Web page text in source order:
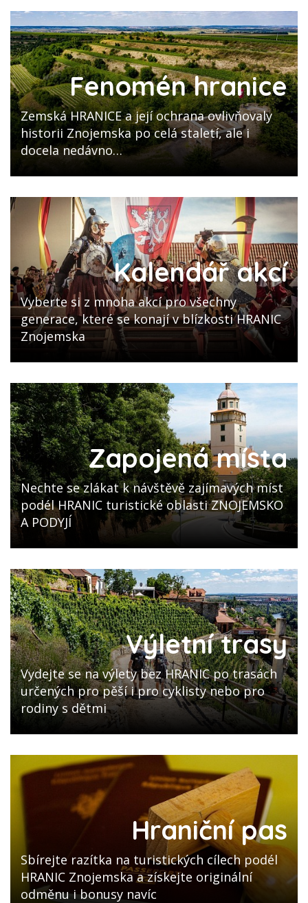
Fenomén hranice
Zemská HRANICE a její ochrana ovlivňovaly
historii Znojemska po celá staletí, ale i
docela nedávno…
Kalendář akcí
Vyberte si z mnoha akcí pro všechny
generace, které se konají v blízkosti HRANIC
Znojemska
Zapojená místa
Nechte se zlákat k návštěvě zajímavých míst
podél HRANIC turistické oblasti ZNOJEMSKO
A PODYJÍ
Výletní trasy
Vydejte se na výlety bez HRANIC po trasách
určených pro pěší i pro cyklisty nebo pro
rodiny s dětmi
Hraniční pas
Sbírejte razítka na turistických cílech podél
HRANIC Znojemska a získejte originální
odměnu i bonusy navíc